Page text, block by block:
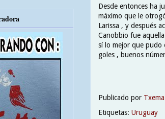
Desde entonces ha
máximo que le
Larissa , y después
Canobbio fue
sí lo mejor que pudo
goles , buenos
Publicado por
Etiquetas: Uruguay